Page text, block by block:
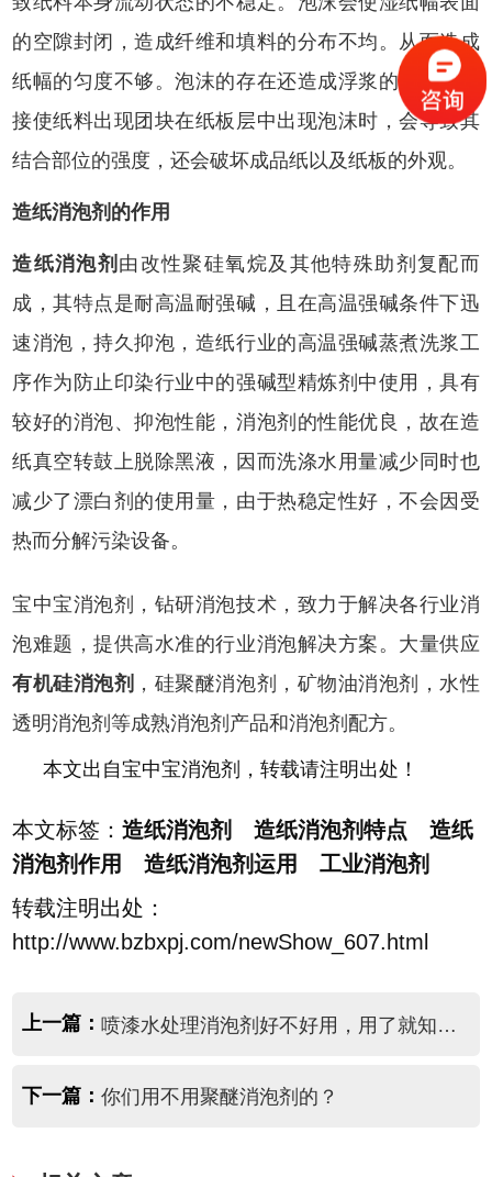
的空隙封闭，造成纤维和填料的分布不均。从而造成
纸幅的匀度不够。泡沫的存在还造成浮浆的形成，直
接使纸料出现团块在纸板层中出现泡沫时，会导致其
结合部位的强度，还会破坏成品纸以及纸板的外观。
造纸消泡剂 的作用
造纸消泡剂 由改性聚硅氧烷及其他特殊助剂复配而
成，其特点是耐高温耐强碱，且在高温强碱条件下迅
速消泡，持久抑泡，造纸行业的高温强碱蒸煮洗浆工
序作为防止印染行业中的强碱型精炼剂中使用，具有
较好的消泡、抑泡性能，消泡剂的性能优良，故在造
纸真空转鼓上脱除黑液，因而洗涤水用量减少同时也
减少了漂白剂的使用量，由于热稳定性好，不会因受
热而分解污染设备。
宝中宝消泡剂，钻研消泡技术，致力于解决各行业消
泡难题，提供高水准的行业消泡解决方案。大量供应
有机硅消泡剂 ，硅聚醚消泡剂，矿物油消泡剂，水性
透明消泡剂等成熟消泡剂产品和消泡剂配方。
本文出自宝中宝消泡剂，转载请注明出处！
本文标签：造纸消泡剂 造纸消泡剂特点 造纸
消泡剂作用 造纸消泡剂运用 工业消泡剂
转载注明出处：
http://www.bzbxpj.com/newShow_607.html
上一篇： 喷漆水处理消泡剂好不好用，用了就知道！
下一篇： 你们用不用聚醚消泡剂的？